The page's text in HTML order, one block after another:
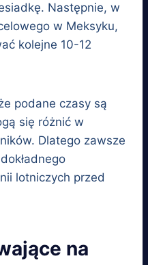
Następnie, w
w Meksyku,
kolejne 10-12
podane czasy są
się różnić w
Dlatego zawsze
lotniczych przed
na